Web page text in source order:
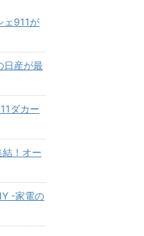
ェ911が
日産が最
ダカー
！オー
-家電の